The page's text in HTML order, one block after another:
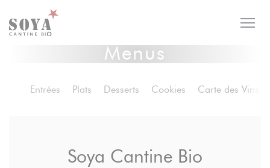
Personalizing your cookie choices
Menus
Entrées Plats Desserts Cookies Carte des Vins
Soya Cantine Bio